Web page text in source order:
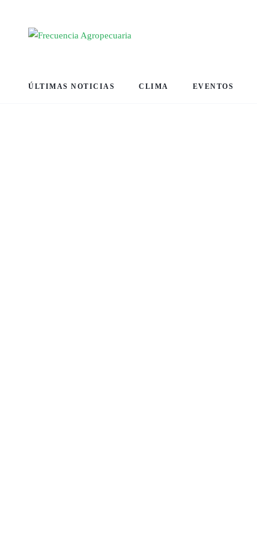
ÚLTIMAS NOTICIAS CLIMA EVENTOS